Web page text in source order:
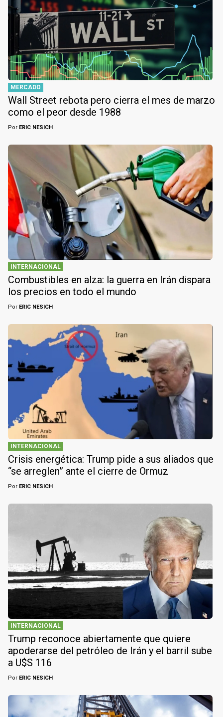
MERCADO
Wall Street rebota pero cierra el mes de marzo
como el peor desde 1988
Por ERIC NESICH
INTERNACIONAL
Combustibles en alza: la guerra en Irán dispara
los precios en todo el mundo
Por ERIC NESICH
INTERNACIONAL
Crisis energética: Trump pide a sus aliados que
“se arreglen” ante el cierre de Ormuz
Por ERIC NESICH
INTERNACIONAL
Trump reconoce abiertamente que quiere
apoderarse del petróleo de Irán y el barril sube
a U$S 116
Por ERIC NESICH